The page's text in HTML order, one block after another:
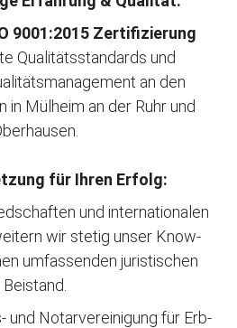
9001:2015 Zertifizierung
Qualitätsstandards und
an den
in Mülheim an der Ruhr und
für Ihren Erfolg:
und internationalen
wir stetig unser Know-
umfassenden juristischen
Beistand.
und Notarvereinigung für Erb-